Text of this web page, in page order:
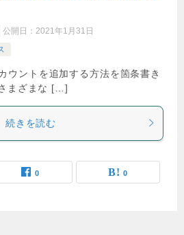
公開日： 2021年1月31日
ウントを追加する方法を箇条書き
まざまな […]
続きを読む
0 0